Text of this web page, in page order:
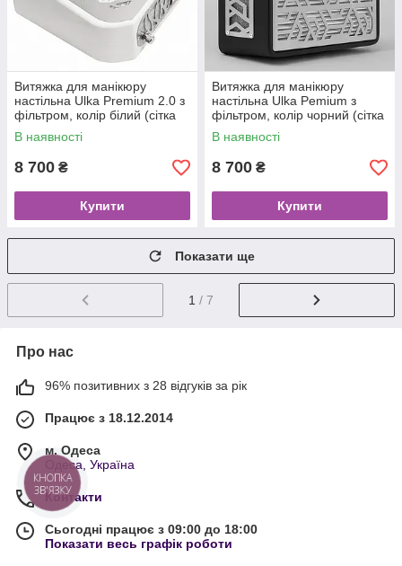
Витяжка для манікюру
настільна Ulka Premium 2.0 з
фільтром, колір білий (сітка
металік)
В наявності
8 700 ₴
Купити
Витяжка для манікюру
настільна Ulka Pemium з
фільтром, колір чорний (сітка
металік)
В наявності
8 700 ₴
Купити
Показати ще
1 / 7
Про нас
96% позитивних з 28 відгуків за рік
Працює з 18.12.2014
м. Одеса
Одеса, Україна
Контакти
Сьогодні працює з 09:00 до 18:00
Показати весь графік роботи
КНОПКА
ЗВ'ЯЗКУ